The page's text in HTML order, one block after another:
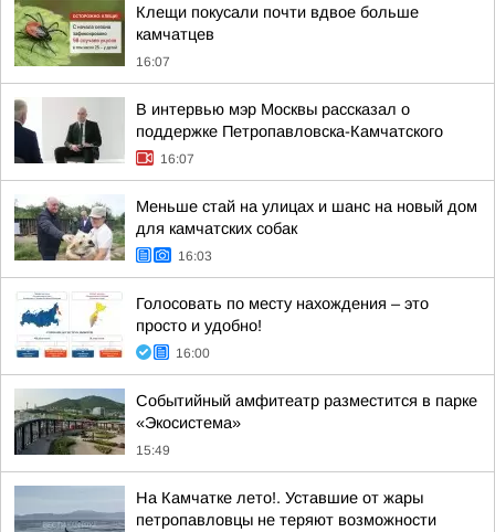
Клещи покусали почти вдвое больше
камчатцев
16:07
В интервью мэр Москвы рассказал о
поддержке Петропавловска-Камчатского
16:07
Меньше стай на улицах и шанс на новый дом
для камчатских собак
16:03
Голосовать по месту нахождения – это
просто и удобно!
16:00
Событийный амфитеатр разместится в парке
«Экосистема»
15:49
На Камчатке лето!. Уставшие от жары
петропавловцы не теряют возможности